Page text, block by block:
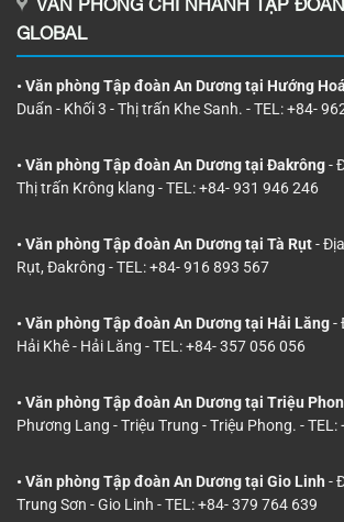
GLOBAL
• Văn phòng Tập đoàn An Dương tại Hướng Hoá
Duẩn - Khối 3 - Thị trấn Khe Sanh. - TEL: +84-
• Văn phòng Tập đoàn An Dương tại Đakrông-
Thị trấn Krông klang - TEL: +84- 931 946 246
• Văn phòng Tập đoàn An Dương tại Tà Rụt-
Rụt, Đakrông - TEL: +84- 916 893 567
• Văn phòng Tập đoàn An Dương tại Hải Lăng-
Hải Khê - Hải Lăng - TEL: +84- 357 056 056
• Văn phòng Tập đoàn An Dương tại Triệu
Phương Lang - Triệu Trung - Triệu Phong. - TEL:
• Văn phòng Tập đoàn An Dương tại Gio Linh -
Trung Sơn - Gio Linh - TEL: +84- 379 764 639